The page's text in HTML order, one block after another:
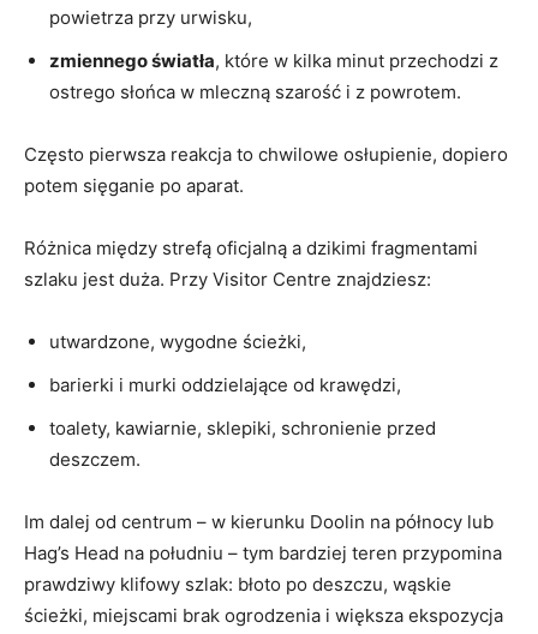
powietrza przy urwisku,
zmiennego światła, które w kilka minut przechodzi z
ostrego słońca w mleczną szarość i z powrotem.
Często pierwsza reakcja to chwilowe osłupienie, dopiero
potem sięganie po aparat.
Różnica między strefą oficjalną a dzikimi fragmentami
szlaku jest duża. Przy Visitor Centre znajdziesz:
utwardzone, wygodne ścieżki,
barierki i murki oddzielające od krawędzi,
toalety, kawiarnie, sklepiki, schronienie przed
deszczem.
Im dalej od centrum – w kierunku Doolin na północy lub
Hag’s Head na południu – tym bardziej teren przypomina
prawdziwy klifowy szlak: błoto po deszczu, wąskie
ścieżki, miejscami brak ogrodzenia i większa ekspozycja